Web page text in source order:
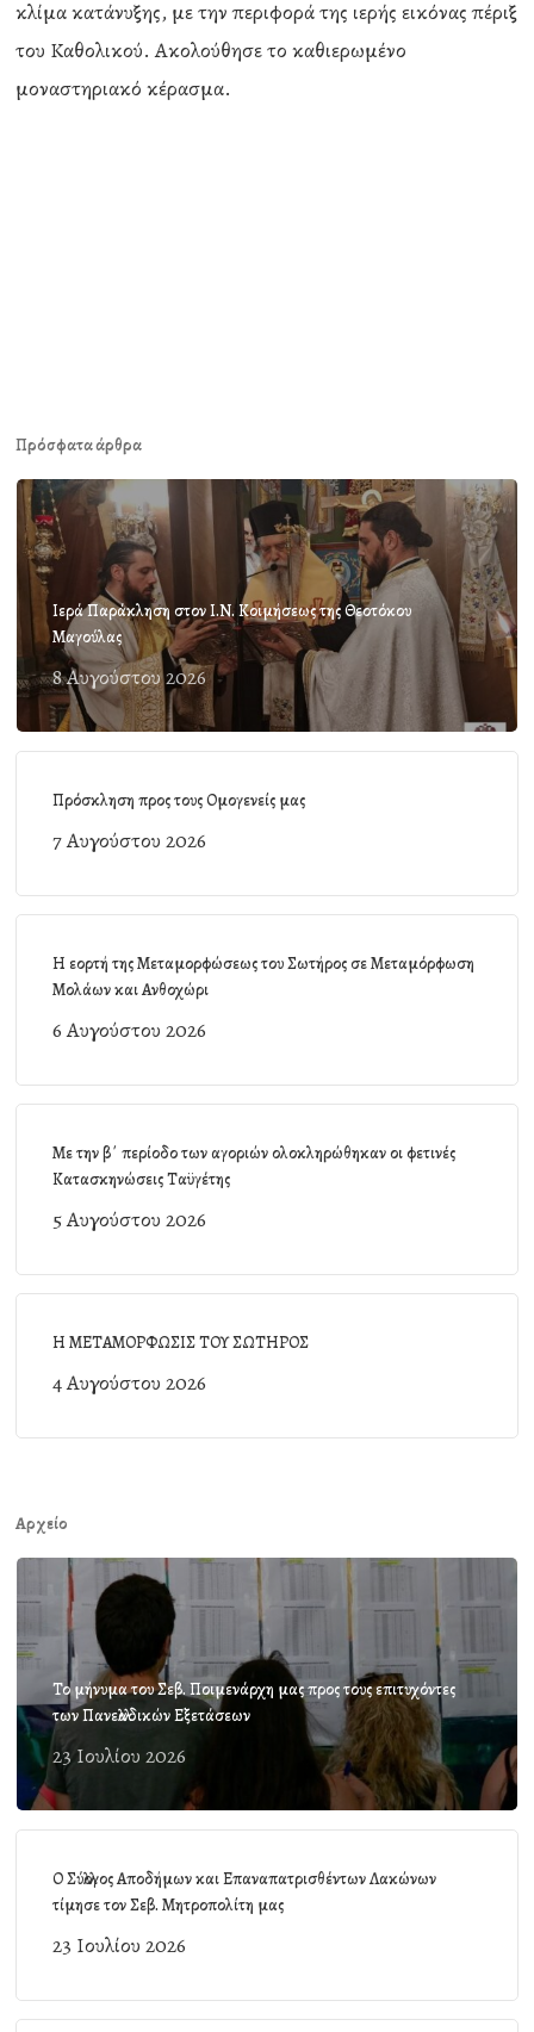
κλίμα κατάνυξης, με την περιφορά της ιερής εικόνας πέριξ
του Καθολικού. Ακολούθησε το καθιερωμένο
μοναστηριακό κέρασμα.
Πρόσφατα άρθρα
Ιερά Παράκληση στον Ι.Ν. Κοιμήσεως της Θεοτόκου
Μαγούλας
8 Αυγούστου 2026
Πρόσκληση προς τους Ομογενείς μας
7 Αυγούστου 2026
Η εορτή της Μεταμορφώσεως του Σωτήρος σε Μεταμόρφωση
Μολάων και Ανθοχώρι
6 Αυγούστου 2026
Με την β΄ περίοδο των αγοριών ολοκληρώθηκαν οι φετινές
Κατασκηνώσεις Ταϋγέτης
5 Αυγούστου 2026
Η ΜΕΤΑΜΟΡΦΩΣΙΣ ΤΟΥ ΣΩΤΗΡΟΣ
4 Αυγούστου 2026
Αρχείο
Το μήνυμα του Σεβ. Ποιμενάρχη μας προς τους επιτυχόντες
των Πανελλαδικών Εξετάσεων
23 Ιουλίου 2026
Ο Σύλλογος Αποδήμων και Επαναπατρισθέντων Λακώνων
τίμησε τον Σεβ. Μητροπολίτη μας
23 Ιουλίου 2026